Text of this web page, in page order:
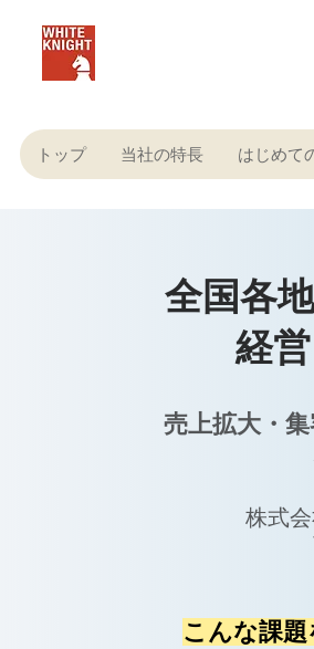
トップ 当社の特長 はじめて
全国各
経
売上拡大・
株式
こんな課